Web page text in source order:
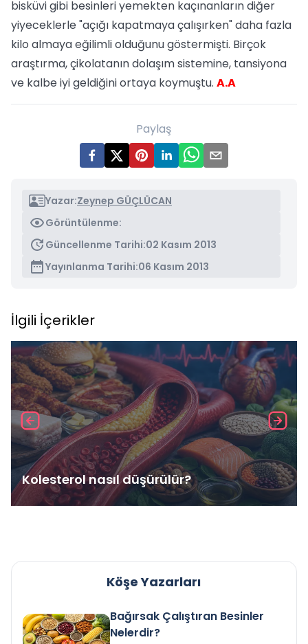
bisküvi gibi besinleri yemekten kaçınanların diğer
yiyeceklerle "açığı kapatmaya çalışırken" daha fazla
kilo almaya eğilimli olduğunu göstermişti. Birçok
araştırma, çikolatanın dolaşım sistemine, tansiyona
ve kalbe iyi geldiğini ortaya koymuştu. A.A
Paylaş
Yazar:Zeynep GÜÇLÜCAN
Görüntülenme:
Güncellenme Tarihi:02 Kasım 2013
Yayınlanma Tarihi:06 Kasım 2013
İlgili İçerikler
Kolesterol nasıl düşürülür?
Köşe Yazarları
Bağırsak Çalıştıran Besinler
Nelerdir?